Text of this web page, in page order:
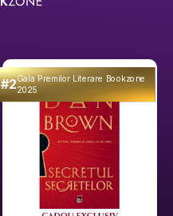
#2Gala Premilor Literare Bookzone
2025